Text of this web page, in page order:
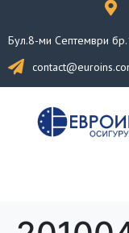
Бул.8-ми Септември